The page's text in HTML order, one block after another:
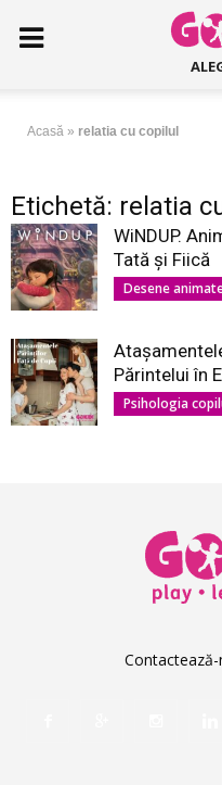
Acasă » relatia cu copilul
Etichetă: relatia
WiNDUP.
Tată și Fiică
Desene
Părintelui în
Psihologia
Contactează-